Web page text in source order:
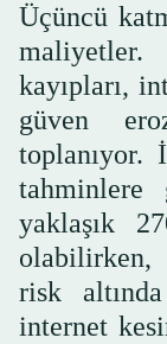
Üçüncü
kayıpları,
güven
toplanıyor.
tahminlere
yaklaşık
olabilirken,
risk
internet